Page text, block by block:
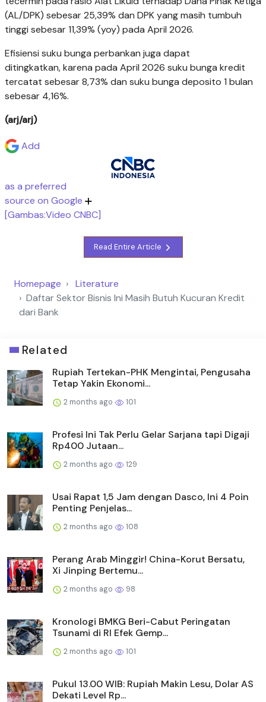
(AL/DPK) sebesar 25,39% dan DPK yang masih tumbuh
tinggi sebesar 11,39% (yoy) pada April 2026.
Efisiensi suku bunga perbankan juga dapat
ditingkatkan, karena pada April 2026 suku bunga kredit
tercatat sebesar 8,73% dan suku bunga deposito 1 bulan
sebesar 4,16%.
(arj/arj)
Add
as a preferred
source on Google
[Gambas:Video CNBC]
Read Entire Article
Homepage
Literature
Daftar Sektor Bisnis Ini Masih Butuh Kucuran Kredit
dari Bank
Related
Rupiah Tertekan-PHK Mengintai, Pengusaha
Tetap Yakin Ekonomi...
2 months ago 101
Profesi Ini Tak Perlu Gelar Sarjana tapi Digaji
Rp400 Jutaan...
2 months ago 129
Usai Rapat 1,5 Jam dengan Dasco, Ini 4 Poin
Penting Penjelas...
2 months ago 108
Perang Arab Minggir! China-Korut Bersatu,
Xi Jinping Bertemu...
2 months ago 98
Kronologi BMKG Beri-Cabut Peringatan
Tsunami di RI Efek Gemp...
2 months ago 101
Pukul 13.00 WIB: Rupiah Makin Lesu, Dolar AS
Dekati Level Rp...